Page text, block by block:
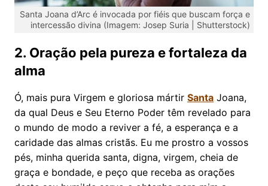
Santa Joana d’Arc é invocada por fiéis que buscam força e
intercessão divina (Imagem: Josep Suria | Shutterstock)
2. Oração pela pureza e fortaleza da
alma
Ó, mais pura Virgem e gloriosa mártir Santa Joana,
da qual Deus e Seu Eterno Poder têm revelado para
o mundo de modo a reviver a fé, a esperança e a
caridade das almas cristãs. Eu me prostro a vossos
pés, minha querida santa, digna, virgem, cheia de
graça e bondade, e peço que receba as orações